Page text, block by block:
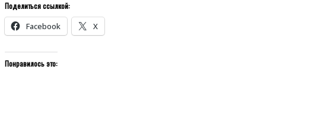
Поделиться ссылкой:
Facebook X
Понравилось это: